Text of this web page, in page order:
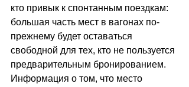
кто привык к спонтанным поездкам:
большая часть мест в вагонах по-
прежнему будет оставаться
свободной для тех, кто не пользуется
предварительным бронированием.
Информация о том, что место